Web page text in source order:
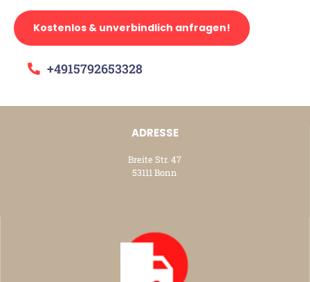
Kostenlos & unverbindlich anfragen!
+4915792653328
ADRESSE
Breite Str. 47
53111 Bonn